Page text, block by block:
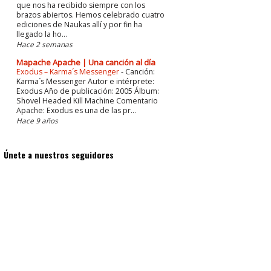
que nos ha recibido siempre con los
brazos abiertos. Hemos celebrado cuatro
ediciones de Naukas allí y por fin ha
llegado la ho...
Hace 2 semanas
Mapache Apache | Una canción al día
Exodus – Karma´s Messenger- Canción:
Karma´s Messenger Autor e intérprete:
Exodus Año de publicación: 2005 Álbum:
Shovel Headed Kill Machine Comentario
Apache: Exodus es una de las pr...
Hace 9 años
Únete a nuestros seguidores